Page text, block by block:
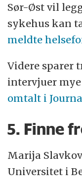
Sør-Øst vil
sykehus kan
meldte
Videre sparer
intervjuer
omtalt i
5. Finne
Marija
Universitet i